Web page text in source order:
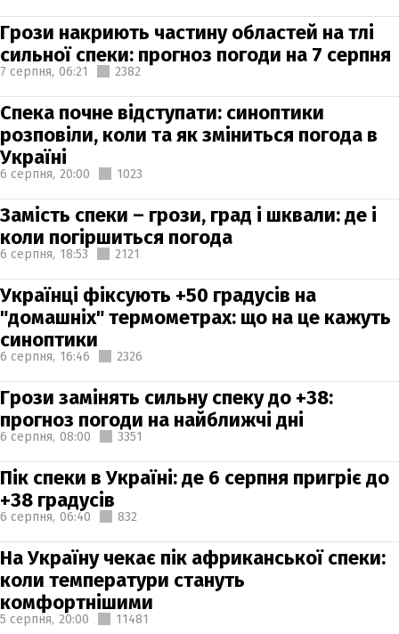
Грози накриють частину областей на тлі
сильної спеки: прогноз погоди на 7 серпня
7 серпня, 06:21 2382
Спека почне відступати: синоптики
розповіли, коли та як зміниться погода в
Україні
6 серпня, 20:00 1023
Замість спеки – грози, град і шквали: де і
коли погіршиться погода
6 серпня, 18:53 2121
Українці фіксують +50 градусів на
"домашніх" термометрах: що на це кажуть
синоптики
6 серпня, 16:46 2326
Грози замінять сильну спеку до +38:
прогноз погоди на найближчі дні
6 серпня, 08:00 3351
Пік спеки в Україні: де 6 серпня пригріє до
+38 градусів
6 серпня, 06:40 832
На Україну чекає пік африканської спеки:
коли температури стануть
комфортнішими
5 серпня, 20:00 11481